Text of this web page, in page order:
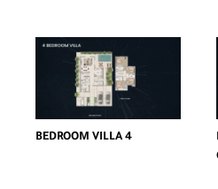
4 BEDROOM VILLA